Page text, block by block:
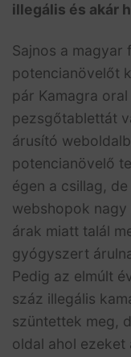
illegális és akár
Sajnos a
potencianövelőt
pár Kamagra
pezsgőtablettát
árusító
potencianövelő
égen a csillag,
webshopok nagy
árak miatt talál
gyógyszert
Pedig az elmúlt
száz illegális
szüntettek meg,
oldal ahol ezeket